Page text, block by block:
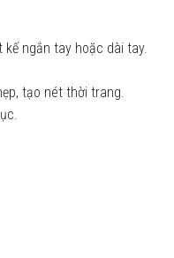
ngắn tay hoặc dài tay.
tạo nét thời trang.